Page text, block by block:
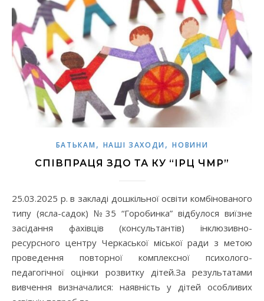
БАТЬКАМ , НАШІ ЗАХОДИ ,НОВИНИ
СПІВПРАЦЯ ЗДО ТА КУ “ІРЦ ЧМР”
25.03.2025 р. в закладі дошкільної освіти комбінованого
типу (ясла-садок) №35 “Горобинка” відбулося виїзне
засідання фахівців (консультантів) інклюзивно-
ресурсного центру Черкаської міської ради з метою
проведення повторної комплексної психолого-
педагогічної оцінки розвитку дітей.За результатами
вивчення визначалися: наявність у дітей особливих